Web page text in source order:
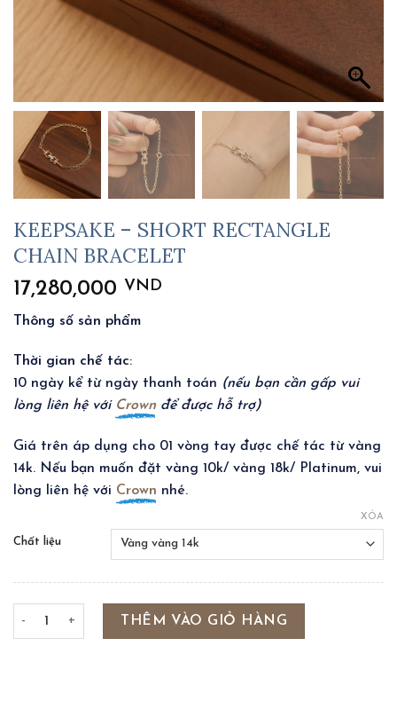
KEEPSAKE – SHORT RECTANGLE
CHAIN BRACELET
17,280,000 VND
Thông số sản phẩm
Thời gian chế tác:
10 ngày kể từ ngày thanh toán (nếu bạn cần gấp vui
lòng liên hệ với Crownđể được hỗ trợ)
Giá trên áp dụng cho 01 vòng tay được chế tác từ vàng
14k. Nếu bạn muốn đặt vàng 10k/ vàng 18k/ Platinum, vui
lòng liên hệ với Crown nhé.
Chất liệu
XÓA
KEEPSAKE - SHORT RECTANGLE CHAIN BRACELET số lượng
THÊM VÀO GIỎ HÀNG